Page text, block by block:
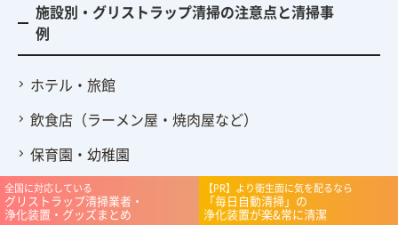
全国に対応している
グリストラップ清掃業者・
浄化装置・グッズまとめ
【PR】より衛生面に気を配るなら
「毎日自動清掃」の
浄化装置が楽&常に清潔
施設別・グリストラップ清掃の注意点と清掃事
例
ホテル・旅館
飲食店（ラーメン屋・焼肉屋など）
保育園・幼稚園
コンビニ・スーパー